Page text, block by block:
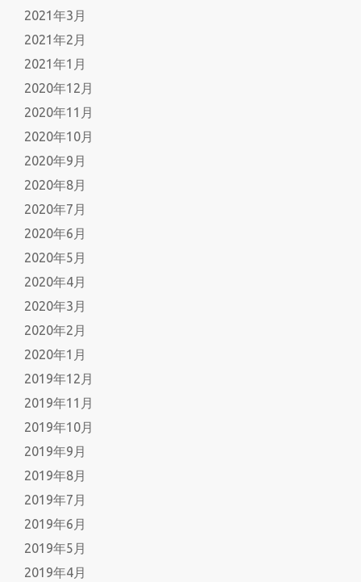
2021年3月
2021年2月
2021年1月
2020年12月
2020年11月
2020年10月
2020年9月
2020年8月
2020年7月
2020年6月
2020年5月
2020年4月
2020年3月
2020年2月
2020年1月
2019年12月
2019年11月
2019年10月
2019年9月
2019年8月
2019年7月
2019年6月
2019年5月
2019年4月